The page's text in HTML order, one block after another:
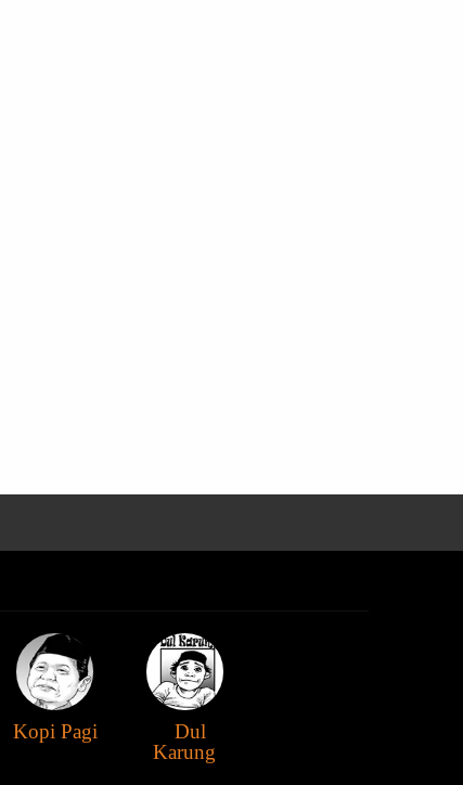
Kopi Pagi
Dul
Karung